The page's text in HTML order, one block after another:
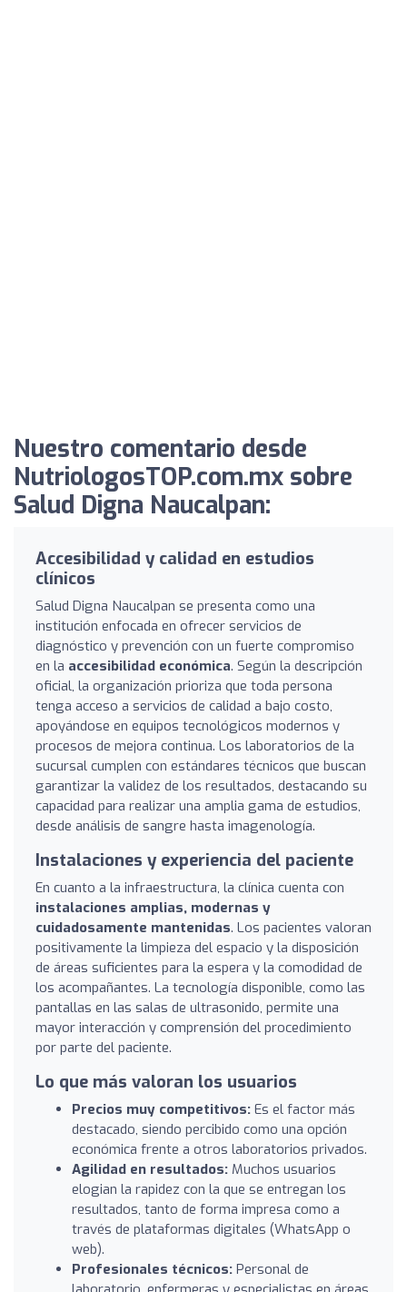
Nuestro comentario desde
NutriologosTOP.com.mx sobre
Salud Digna Naucalpan:
Accesibilidad y calidad en estudios
clínicos
Salud Digna Naucalpan se presenta como una
institución enfocada en ofrecer servicios de
diagnóstico y prevención con un fuerte compromiso
en la accesibilidad económica. Según la descripción
oficial, la organización prioriza que toda persona
tenga acceso a servicios de calidad a bajo costo,
apoyándose en equipos tecnológicos modernos y
procesos de mejora continua. Los laboratorios de la
sucursal cumplen con estándares técnicos que buscan
garantizar la validez de los resultados, destacando su
capacidad para realizar una amplia gama de estudios,
desde análisis de sangre hasta imagenología.
Instalaciones y experiencia del paciente
En cuanto a la infraestructura, la clínica cuenta con
instalaciones amplias, modernas y
cuidadosamente mantenidas. Los pacientes valoran
positivamente la limpieza del espacio y la disposición
de áreas suficientes para la espera y la comodidad de
los acompañantes. La tecnología disponible, como las
pantallas en las salas de ultrasonido, permite una
mayor interacción y comprensión del procedimiento
por parte del paciente.
Lo que más valoran los usuarios
Precios muy competitivos: Es el factor más
destacado, siendo percibido como una opción
económica frente a otros laboratorios privados.
Agilidad en resultados: Muchos usuarios
elogian la rapidez con la que se entregan los
resultados, tanto de forma impresa como a
través de plataformas digitales (WhatsApp o
web).
Profesionales técnicos: Personal de